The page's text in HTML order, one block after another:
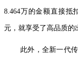
8.464万的金额直接抵
元，就享受了高品质的
此外，全新一代